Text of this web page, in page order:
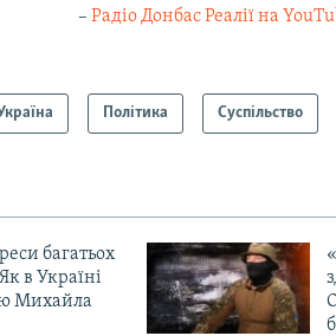
–Радіо Донбас Реалії на
Політика Суспільство
багатьох
в Україні
Михайла